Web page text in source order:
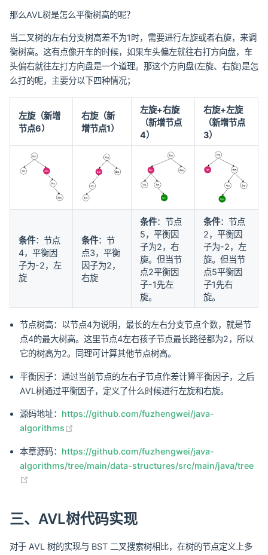
那么AVL树是怎么平衡树高的呢？
当二叉树的左右分支树高差不为1时，需要进行左旋或者右旋，来调
衡树高。这有点像开车的时候，如果车头偏左就往右打方向盘，车
头偏右就往左打方向盘是一个道理。那这个方向盘(左旋、右旋)是怎
么打的呢，主要分以下四种情况；
左旋（新增
节点6）
右旋（新
增节点1）
左旋+右旋
（新增节点
4）
右旋+左旋
（新增节点
3）
条件：节点
4，平衡因
子为-2，左
旋
条件：节
点3，平衡
因子为2，
右旋
条件：节点
5，平衡因
子为2，右
旋。但当节
点2平衡因
子-1先左
旋。
条件：节点
2，平衡因
子为-2，左
旋。但当节
点5平衡因
子1先右
旋。
节点树高：以节点4为说明，最长的左右分支节点个数，就是节
点4的最大树高。这里节点4左右孩子节点最长路径都为2，所以
它的树高为2。同理可计算其他节点树高。
平衡因子：通过当前节点的左右子节点作差计算平衡因子，之后
AVL树通过平衡因子，定义了什么时候进行左旋和右旋。
源码地址： https://github.com/fuzhengwei/java-
algorithms
本章源码： https://github.com/fuzhengwei/java-
algorithms/tree/main/data-structures/src/main/java/tree
三、AVL树代码实现
对于 AVL 树的实现与 BST 二叉搜索树相比，在树的节点定义上多